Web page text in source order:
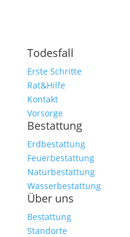
Todesfall
Erste Schritte
Rat&Hilfe
Kontakt
Vorsorge
Bestattung
Erdbestattung
Feuerbestattung
Naturbestattung
Wasserbestattung
Über uns
Bestattung
Standorte